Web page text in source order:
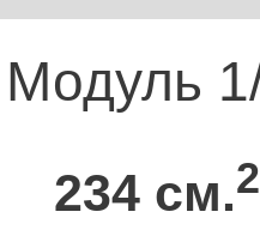
Модуль
234 см.2